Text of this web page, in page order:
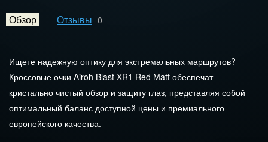
Обзор Отзывы 0
Ищете надежную оптику для экстремальных маршрутов?
Кроссовые очки Airoh Blast XR1 Red Matt обеспечат
кристально чистый обзор и защиту глаз, представляя собой
оптимальный баланс доступной цены и премиального
европейского качества.